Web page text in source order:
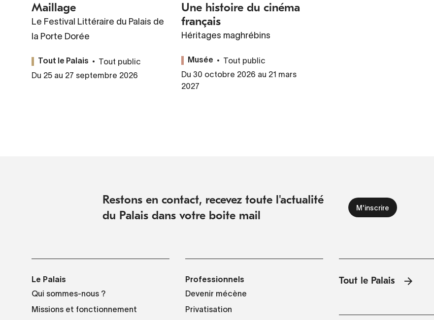
Maillage
Le Festival Littéraire du Palais de
la Porte Dorée
Tout le Palais
Tout public
Du 25 au 27 septembre 2026
Une histoire du cinéma
français
Héritages maghrébins
Musée
Tout public
Du 30 octobre 2026 au 21 mars
2027
Restons en contact, recevez toute l'actualité
du Palais dans votre boite mail
Le Palais
Qui sommes-nous ?
Missions et fonctionnement
Professionnels
Devenir mécène
Privatisation
Tout le Palais